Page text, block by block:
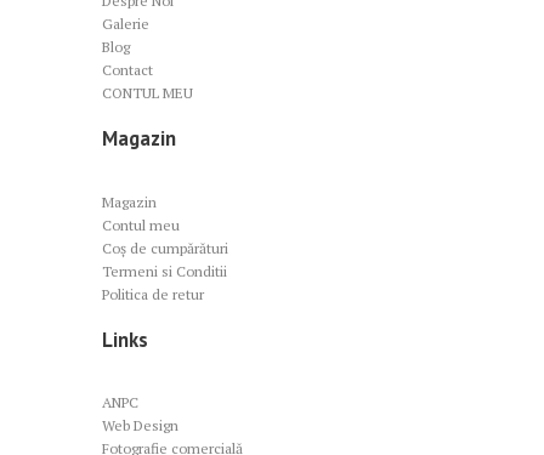
Galerie
Blog
Contact
CONTUL MEU
Magazin
Magazin
Contul meu
Coș de cumpărături
Termeni si Conditii
Politica de retur
Links
ANPC
Web Design
Fotografie comercială